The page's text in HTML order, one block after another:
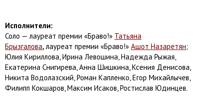
Исполнители:
Соло — лауреат премии «Браво!» Татьяна
Брызгалова, лауреат премии «Браво!» Ашот Назаретян;
Юлия Кириллова, Ирина Левошина, Надежда Рыжая,
Екатерина Снигирева, Анна Шишкина, Ксения Денисова,
Никита Водолазский, Роман Капленко, Егор Михайлычев,
Филипп Кокшаров, Максим Исаков, Ростислав Юдинцев.